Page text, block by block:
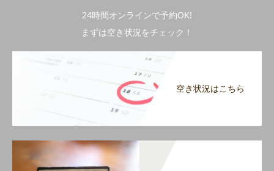
24時間オンラインで予約OK!
まずは空き状況をチェック！
空き状況はこちら